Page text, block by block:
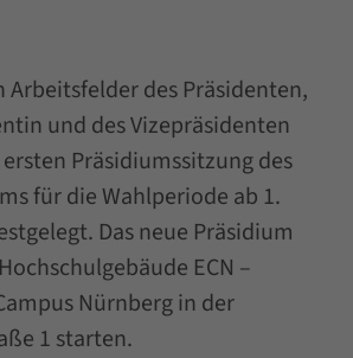
Arbeitsfelder des Präsidenten,
und des Vizepräsidenten
Präsidiumssitzung des
für die Wahlperiode ab 1.
Das neue Präsidium
ECN –
Nürnberg in der
1 starten.